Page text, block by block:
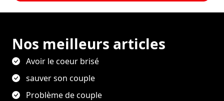
Nos meilleurs articles
Avoir le coeur brisé
sauver son couple
Problème de couple